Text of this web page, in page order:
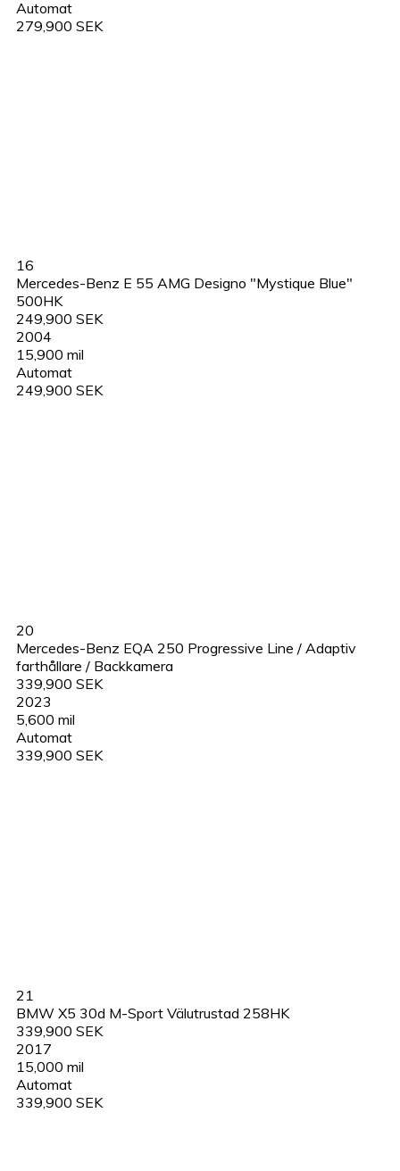
Automat
279,900 SEK
16
Mercedes-Benz E 55 AMG Designo "Mystique Blue"
500HK
249,900 SEK
2004
15,900 mil
Automat
249,900 SEK
20
Mercedes-Benz EQA 250 Progressive Line / Adaptiv
farthållare / Backkamera
339,900 SEK
2023
5,600 mil
Automat
339,900 SEK
21
BMW X5 30d M-Sport Välutrustad 258HK
339,900 SEK
2017
15,000 mil
Automat
339,900 SEK